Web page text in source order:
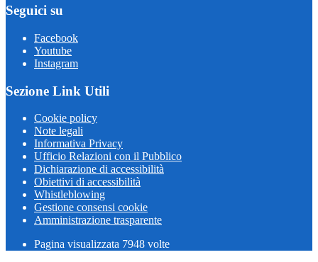
Seguici su
Facebook
Youtube
Instagram
Sezione Link Utili
Cookie policy
Note legali
Informativa Privacy
Ufficio Relazioni con il Pubblico
Dichiarazione di accessibilità
Obiettivi di accessibilità
Whistleblowing
Gestione consensi cookie
Amministrazione trasparente
Pagina visualizzata 7948 volte